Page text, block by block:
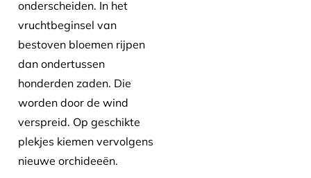
onderscheiden. In het
vruchtbeginsel van
bestoven bloemen rijpen
dan ondertussen
honderden zaden. Die
worden door de wind
verspreid. Op geschikte
plekjes kiemen vervolgens
nieuwe orchideeën.